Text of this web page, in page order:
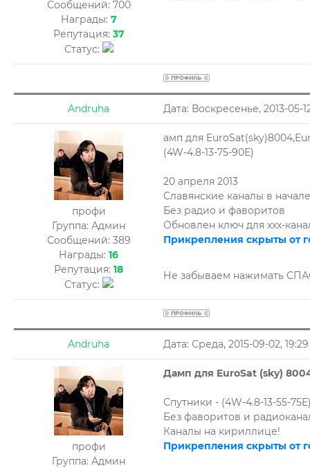
Сообщений: 700
Награды: 7
Репутация: 37
Статус:
Andruha Дата: Воскресенье, 2013-
профи
Группа: Админ
Сообщений: 389
Награды: 16
Репутация: 18
Статус:
амп для
(4W-4.8-13-75-90E)
20 апреля 2013
Славянские каналы в
Без радио и фаворитов
Обновлен ключ для xxx-
Прикрепления скрыты от
Не забываем нажимать
Andruha Дата: Среда, 2015-09-02,
профи
Группа: Админ
Дамп для EuroSat (sky)
Спутники - (4W-4.8-13-55-
Без фаворитов и
Каналы на кириллице!
Прикрепления скрыты от